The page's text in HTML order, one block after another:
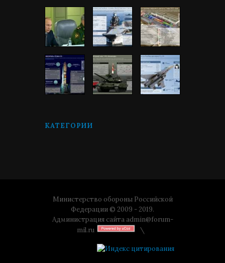
КАТЕГОРИИ
Министерство обороны Российской
Федерации © 2009 - 2019.
Администрация сайта admin@forum-
mil.ru